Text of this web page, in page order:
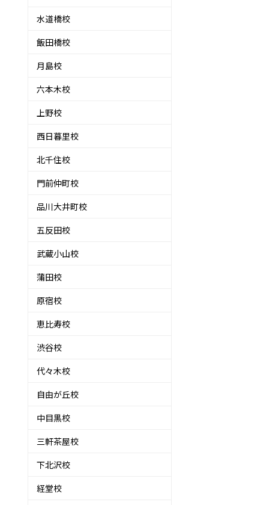
水道橋校
飯田橋校
月島校
六本木校
上野校
西日暮里校
北千住校
門前仲町校
品川大井町校
五反田校
武蔵小山校
蒲田校
原宿校
恵比寿校
渋谷校
代々木校
自由が丘校
中目黒校
三軒茶屋校
下北沢校
経堂校